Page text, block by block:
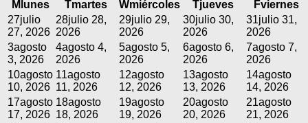
M lunes Tmartes Wmiércoles Tjueves Fviernes
27julio
27, 2026
28julio 28,
2026
29julio 29,
2026
30julio 30,
2026
31julio 31,
2026
3agosto
3, 2026
4agosto 4,
2026
5agosto 5,
2026
6agosto 6,
2026
7agosto 7,
2026
10agosto
10, 2026
11agosto
11, 2026
12agosto
12, 2026
13agosto
13, 2026
14agosto
14, 2026
17agosto
17, 2026
18agosto
18, 2026
19agosto
19, 2026
20agosto
20, 2026
21agosto
21, 2026